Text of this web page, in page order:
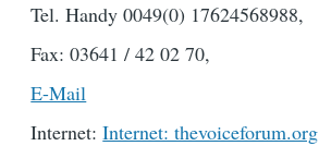
Tel. Handy 0049(0) 17624568988,
Fax: 03641 / 42 02 70,
E-Mail
Internet:Internet: thevoiceforum.org